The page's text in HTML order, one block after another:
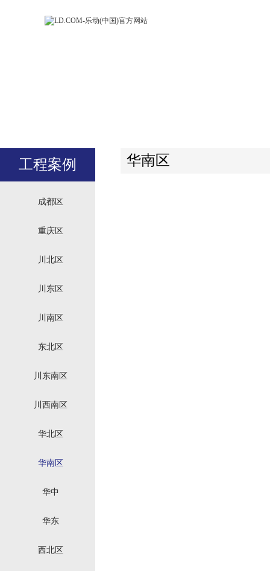
工程案例
成都区
重庆区
川北区
川东区
川南区
东北区
川东南区
川西南区
华北区
华南区
华中
华东
西北区
华南区